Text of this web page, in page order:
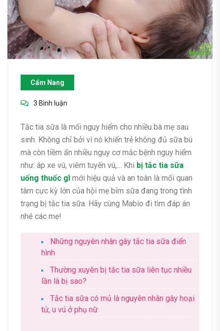
Cẩm Nang
3 Bình luận
Tắc tia sữa là mối nguy hiểm cho nhiều bà mẹ sau
sinh. Không chỉ bởi vì nó khiến trẻ không đủ sữa bú
mà còn tiềm ẩn nhiều nguy cơ mắc bệnh nguy hiểm
như: áp xe vú, viêm tuyến vú,… Khi bị tắc tia sữa
uống thuốc gì mới hiệu quả và an toàn là mối quan
tâm cực kỳ lớn của hội mẹ bỉm sữa đang trong tình
trạng bị tắc tia sữa. Hãy cùng Mabio đi tìm đáp án
nhé các mẹ!
Những nguyên nhân gây tắc tia sữa điển
hình
Thường xuyên bị tắc tia sữa liên tục nhiều
lần là bị sao?
Tắc tia sữa có mủ là nguyên nhân gây hoại
tử, u vú ở phụ nữ